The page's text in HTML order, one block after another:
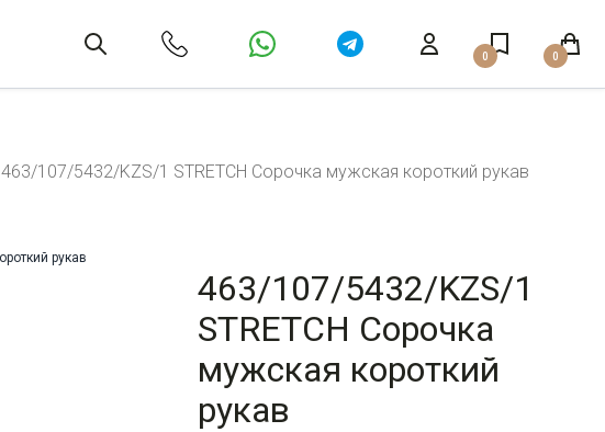
0 0
463/107/5432/KZS/1 STRETCH Сорочка мужская короткий рукав
463/107/5432/KZS/1
STRETCH Сорочка
мужская короткий
рукав